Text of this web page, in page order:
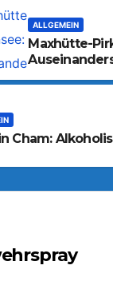
ALLGEMEIN
Maxhütte-
Cham: